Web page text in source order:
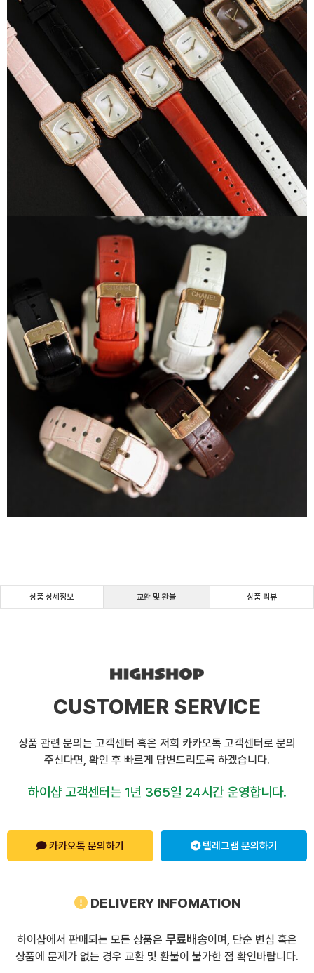
상품 상세정보 교환 및 환불 상품 리뷰
CUSTOMER SERVICE
상품 관련 문의는 고객센터 혹은 저희 카카오톡 고객센터로 문의
주신다면, 확인 후 빠르게 답변드리도록 하겠습니다.
하이샵 고객센터는 1년 365일 24시간 운영합니다.
카카오톡 문의하기 텔레그램 문의하기
DELIVERY INFOMATION
하이샵에서 판매되는 모든 상품은 무료배송이며, 단순 변심 혹은
상품에 문제가 없는 경우 교환 및 환불이 불가한 점 확인바랍니다.